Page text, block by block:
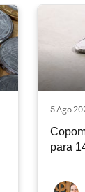
5 Ago
para